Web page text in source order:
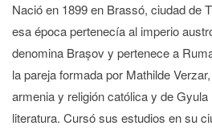
Nació en 1899 en Brassó, ciudad de
esa época pertenecía al imperio
denomina Brașov y pertenece a
la pareja formada por Mathilde
armenia y religión católica y de
literatura. Cursó sus estudios en su